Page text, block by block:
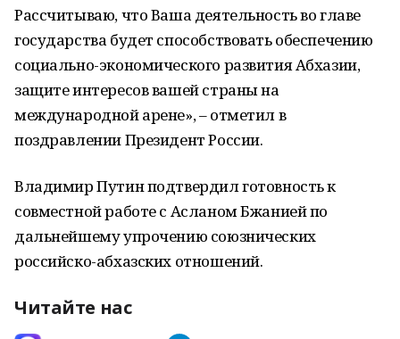
Рассчитываю, что Ваша деятельность во главе
государства будет способствовать обеспечению
социально-экономического развития Абхазии,
защите интересов вашей страны на
международной арене», – отметил в
поздравлении Президент России.
Владимир Путин подтвердил готовность к
совместной работе с Асланом Бжанией по
дальнейшему упрочению союзнических
российско-абхазских отношений.
Читайте нас